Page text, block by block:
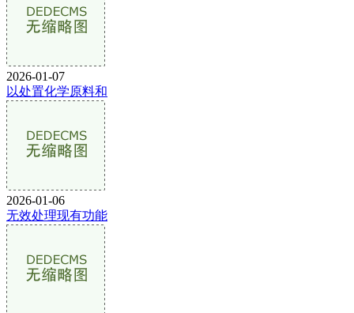
2026-01-07
以处置化学原料和
2026-01-06
无效处理现有功能